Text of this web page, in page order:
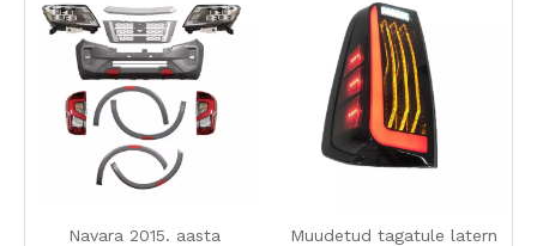
Navara 2015. aasta
Muudetud tagatule latern